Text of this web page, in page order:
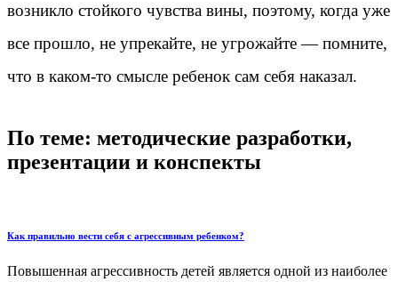
возникло стойкого чувства вины, поэтому, когда уже
все прошло, не упрекайте, не угрожайте — помните,
что в каком-то смысле ребенок сам себя наказал.
По теме: методические разработки,
презентации и конспекты
Как правильно вести себя с агрессивным ребенком?
Повышенная агрессивность детей является одной из наиболее